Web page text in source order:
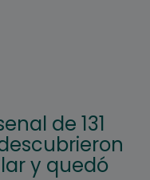
de 131
y quedó